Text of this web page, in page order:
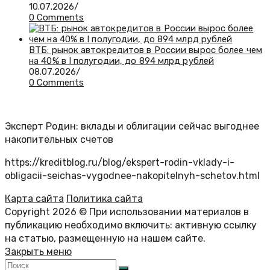
10.07.2026/
0 Comments
ВТБ: рынок автокредитов в России вырос более чем
на 40% в I полугодии, до 894 млрд рублей
08.07.2026/
0 Comments
Эксперт Родин: вклады и облигации сейчас выгоднее
накопительных счетов
https://kreditblog.ru/blog/ekspert-rodin-vklady-i-
obligacii-seichas-vygodnee-nakopitelnyh-schetov.html
Карта сайта Политика сайта
Copyright 2026 © При использовании материалов в
публикацию необходимо включить: активную ссылку
на статью, размещенную на нашем сайте.
Закрыть меню